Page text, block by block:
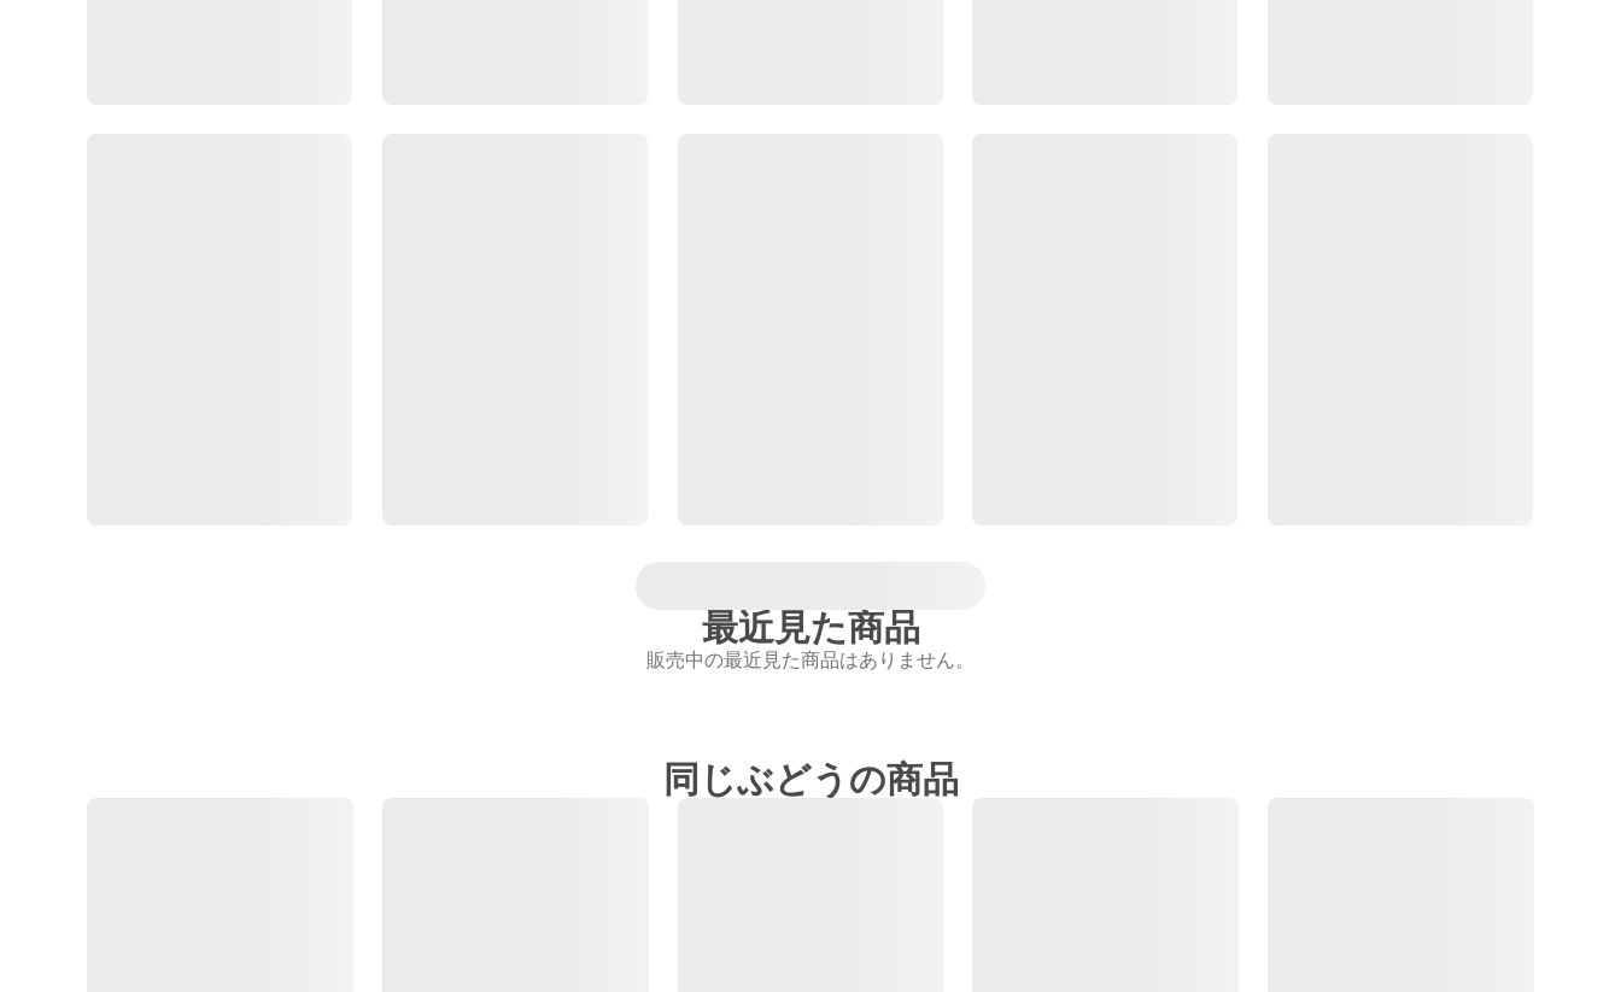
最近見た商品
販売中の最近見た商品はありません。
同じぶどうの商品